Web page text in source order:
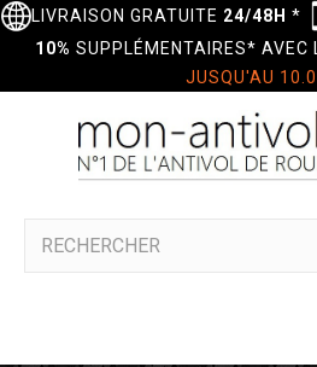
LIVRAISON GRATUITE 24/48H *
10% SUPPLÉMENTAIRES* AVEC
JUSQU'AU